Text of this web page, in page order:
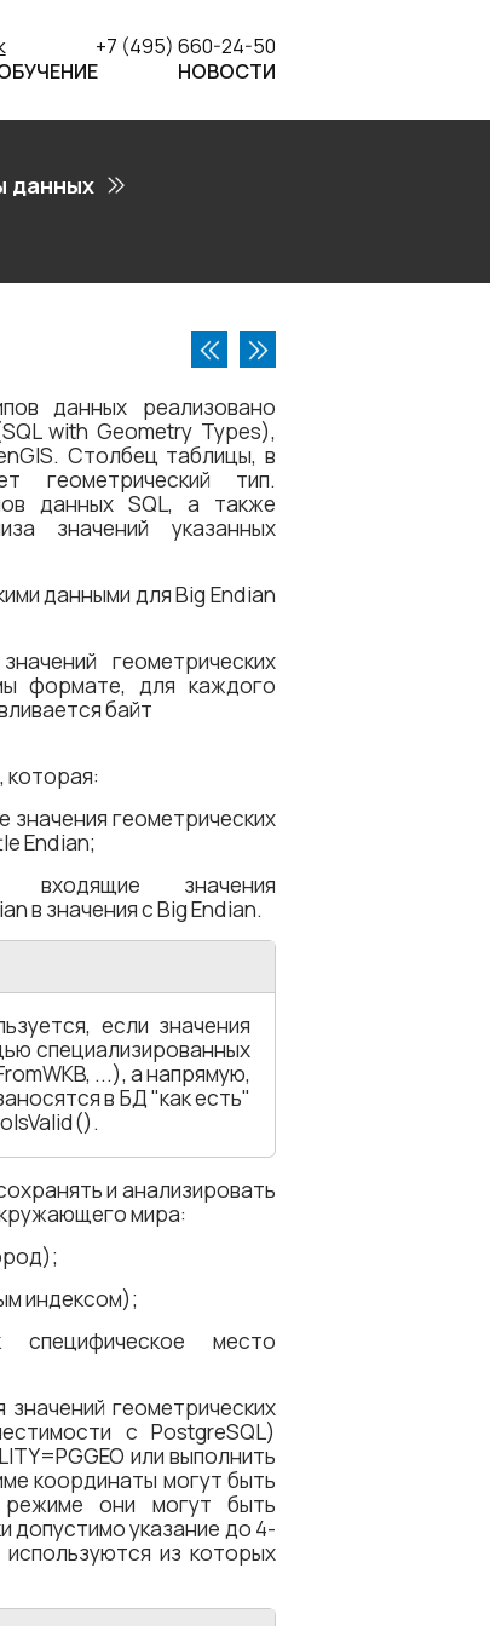
+7 (495) 660-24-50
НОВОСТИ
данных
данных реализовано
with Geometry Types),
Столбец таблицы, в
геометрический тип.
данных SQL, а также
значений указанных
данными для Big Endian
геометрических
формате, для каждого
байт
которая:
геометрических
Endian;
входящие значения
в значения с Big Endian.
если значения
специализированных
...), а напрямую,
в БД "как есть"
и анализировать
мира:
индексом);
специфическое место
геометрических
с PostgreSQL)
или выполнить
координаты могут быть
они могут быть
допустимо указание до 4-
из которых